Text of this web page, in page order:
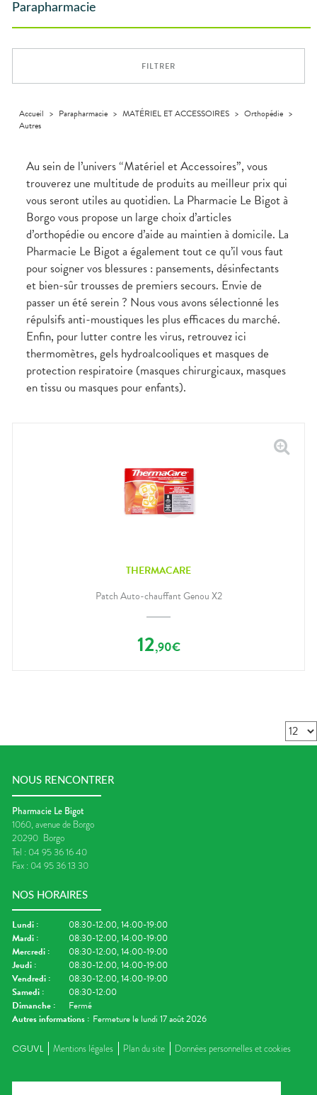
Maintien à
Phyto-
Aliments
Compléments
médicaux
CORPS-
Homme
UTILES
DISPOSITIFS
APPLICATION
SCAN
D’ORDONNANCE
Parapharmacie
FILTRER
Accueil > Parapharmacie > MATÉRIEL ET ACCESSOIRES > Orthopédie >
Autres
Au sein de l’univers “Matériel et Accessoires”, vous
trouverez une multitude de produits au meilleur prix qui
vous seront utiles au quotidien. La Pharmacie Le Bigot à
Borgo vous propose un large choix d’articles
d’orthopédie ou encore d’aide au maintien à domicile. La
Pharmacie Le Bigot a également tout ce qu’il vous faut
pour soigner vos blessures : pansements, désinfectants
et bien-sûr trousses de premiers secours. Envie de
passer un été serein ? Nous vous avons sélectionné les
répulsifs anti-moustiques les plus efficaces du marché.
Enfin, pour lutter contre les virus, retrouvez ici
thermomètres, gels hydroalcooliques et masques de
protection respiratoire (masques chirurgicaux, masques
en tissu ou masques pour enfants).
THERMACARE
Patch Auto-chauffant Genou X2
12,90€
NOUS RENCONTRER
Pharmacie Le Bigot
1060, avenue de Borgo
20290 Borgo
Tel : 04 95 36 16 40
Fax : 04 95 36 13 30
NOS HORAIRES
Lundi :
08:30-12:00, 14:00-19:00
Mardi :
08:30-12:00, 14:00-19:00
Mercredi :
08:30-12:00, 14:00-19:00
Jeudi :
08:30-12:00, 14:00-19:00
Vendredi :
08:30-12:00, 14:00-19:00
Samedi :
08:30-12:00
Dimanche :
Fermé
Autres informations : Fermeture le lundi 17 août 2026
CGUVL Mentions légales Plan du site Données personnelles et cookies